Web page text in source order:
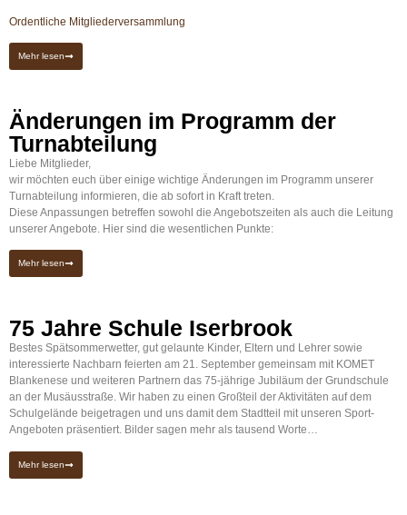
Ordentliche Mitgliederversammlung
Mehr lesen
Änderungen im Programm der
Turnabteilung
Liebe Mitglieder,
wir möchten euch über einige wichtige Änderungen im Programm unserer
Turnabteilung informieren, die ab sofort in Kraft treten.
Diese Anpassungen betreffen sowohl die Angebotszeiten als auch die Leitung
unserer Angebote. Hier sind die wesentlichen Punkte:
Mehr lesen
75 Jahre Schule Iserbrook
Bestes Spätsommerwetter, gut gelaunte Kinder, Eltern und Lehrer sowie
interessierte Nachbarn feierten am 21. September gemeinsam mit KOMET
Blankenese und weiteren Partnern das 75-jährige Jubiläum der Grundschule
an der Musäusstraße. Wir haben zu einen Großteil der Aktivitäten auf dem
Schulgelände beigetragen und uns damit dem Stadtteil mit unseren Sport-
Angeboten präsentiert. Bilder sagen mehr als tausend Worte…
Mehr lesen